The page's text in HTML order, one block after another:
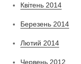
Квітень 2014
Березень 2014
Лютий 2014
Червень 2012